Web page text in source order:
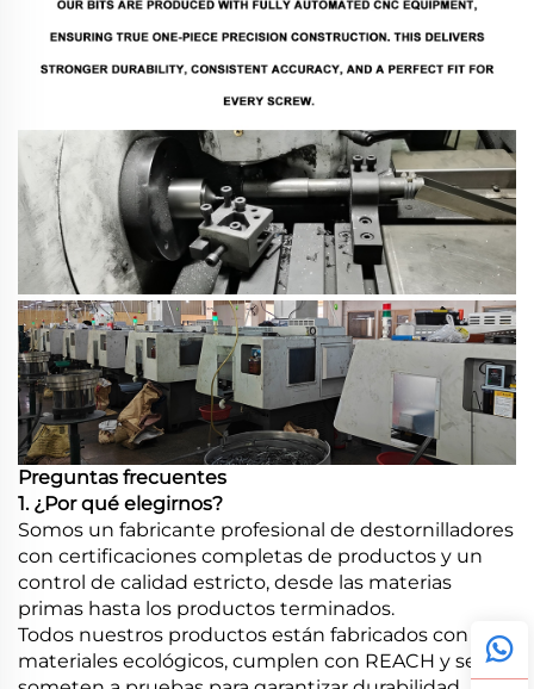
Preguntas frecuentes
1. ¿Por qué elegirnos?
Somos un fabricante profesional de destornilladores
con certificaciones completas de productos y un
control de calidad estricto, desde las materias
primas hasta los productos terminados.
Todos nuestros productos están fabricados con
materiales ecológicos, cumplen con REACH y se